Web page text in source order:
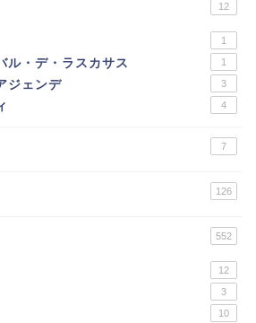
12
1
ル・デ・ラスカサス 1
ジェンデ 3
4
7
126
552
12
3
10